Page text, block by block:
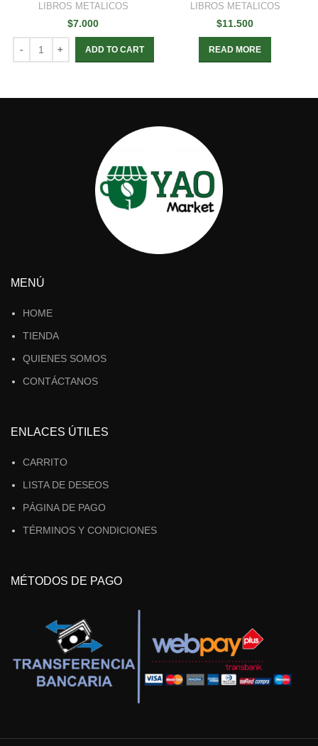
LIBROS METALICOS
$7.000
ADD TO CART
LIBROS METALICOS
$11.500
READ MORE
MENÚ
HOME
TIENDA
QUIENES SOMOS
CONTÁCTANOS
ENLACES ÚTILES
CARRITO
LISTA DE DESEOS
PÁGINA DE PAGO
TÉRMINOS Y CONDICIONES
MÉTODOS DE PAGO